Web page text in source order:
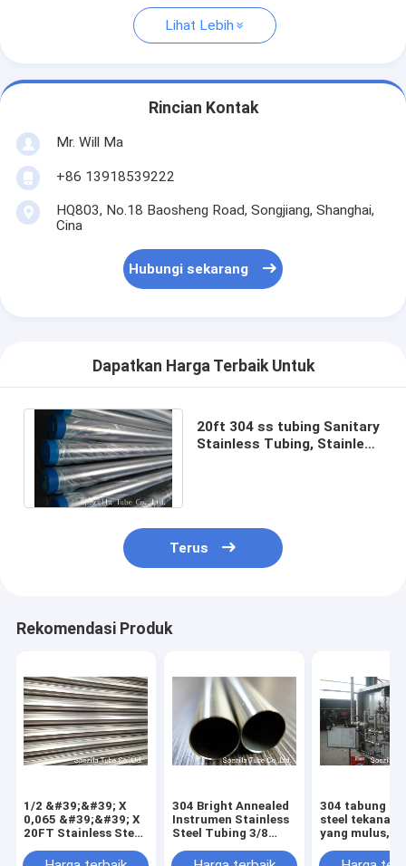
Lihat Lebih
Rincian Kontak
Mr. Will Ma
+86 13918539222
HQ803, No.18 Baosheng Road, Songjiang, Shanghai,
Cina
Hubungi sekarang
Dapatkan Harga Terbaik Untuk
20ft 304 ss tubing Sanitary
Stainless Tubing, Stainless
Terus
Rekomendasi Produk
1/2 &#39;&#39; X
0,065 &#39;&#39; X
20FT Stainless Steel
Dingin Diambil Anil
304 Bright Annealed
Instrumen Stainless
Steel Tubing 3/8
&#39;&#39; X 20FT
304 tabung
steel tekanan
yang mulus,
Dipoles ASTM